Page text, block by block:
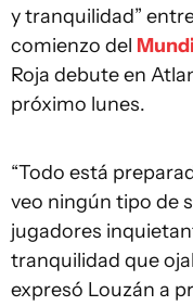
y tranquilidad”
comienzo del
Roja debute en
próximo lunes.
“Todo está
veo ningún tipo de
jugadores
tranquilidad que
expresó Louzán a